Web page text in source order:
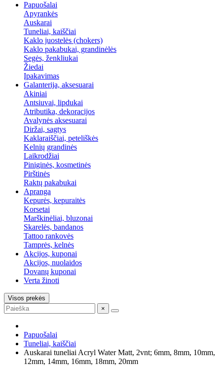
Papuošalai
Apyrankės
Auskarai
Tuneliai, kaiščiai
Kaklo juostelės (chokers)
Kaklo pakabukai, grandinėlės
Segės, ženkliukai
Žiedai
Įpakavimas
Galanterija, aksesuarai
Akiniai
Antsiuvai, lipdukai
Atributika, dekoracijos
Avalynės aksesuarai
Diržai, sagtys
Kaklaraiščiai, peteliškės
Kelnių grandinės
Laikrodžiai
Piniginės, kosmetinės
Pirštinės
Raktų pakabukai
Apranga
Kepurės, kepuraitės
Korsetai
Marškinėliai, bluzonai
Skarelės, bandanos
Tattoo rankovės
Tamprės, kelnės
Akcijos, kuponai
Akcijos, nuolaidos
Dovanų kuponai
Verta žinoti
Visos prekės
×
Papuošalai
Tuneliai, kaiščiai
Auskarai tuneliai Acryl Water Matt, 2vnt; 6mm, 8mm, 10mm,
12mm, 14mm, 16mm, 18mm, 20mm